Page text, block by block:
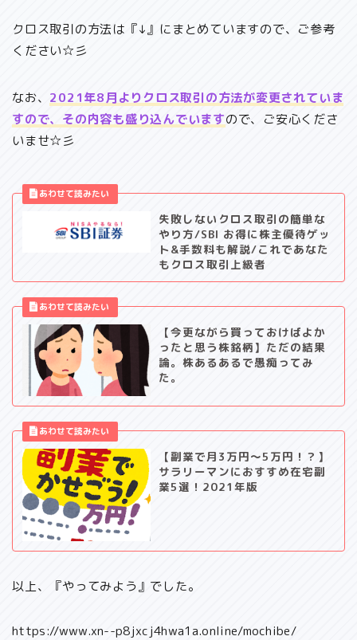
クロス取引の方法は『↓』にまとめていますので、ご参考
ください☆彡
なお、 2021年8月よりクロス取引の方法が変更されていま
すので、その内容も盛り込んでいますので、ご安心くださ
いませ☆彡
失敗しないクロス取引の簡単な
やり方/SBI お得に株主優待ゲッ
ト&手数料も解説/これであなた
もクロス取引上級者
【今更ながら買っておけばよか
ったと思う株銘柄】ただの結果
論。株あるあるで愚痴ってみ
た。
【副業で月3万円～5万円！？】
サラリーマンにおすすめ在宅副
業5選！2021年版
以上、『やってみよう』でした。
https://www.xn--p8jxcj4hwa1a.online/mochibe/